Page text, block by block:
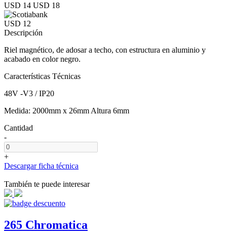
USD 14 USD 18
USD 12
Descripción
Riel magnético, de adosar a techo, con estructura en aluminio y
acabado en color negro.
Características Técnicas
48V -V3 / IP20
Medida: 2000mm x 26mm Altura 6mm
Cantidad
-
+
Descargar ficha técnica
También te puede interesar
265 Chromatica